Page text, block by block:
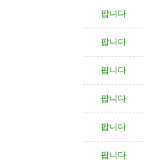
팝니다
팝니다
팝니다
팝니다
팝니다
팝니다